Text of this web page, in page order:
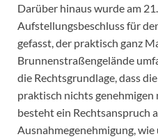
Darüber hinaus wurde am
Aufstellungsbeschluss für
gefasst, der praktisch ganz
Brunnenstraßengelände
die Rechtsgrundlage, dass
praktisch nichts genehmigen
besteht ein Rechtsanspruch
Ausnahmegenehmigung,